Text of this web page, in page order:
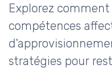
Explorez comment
compétences
stratégies pour